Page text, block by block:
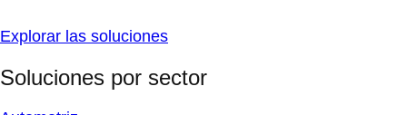
Explorar las soluciones
Soluciones por sector